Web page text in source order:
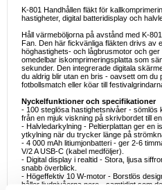
K-801 Handhållen fläkt för
hastigheter, digital batteridisplay och
Håll värmeböljorna på avstånd med K-
Fan. Den här fickvänliga fläkten drivs av
höghastighets- och lågbrusmotor och
omedelbar iskomprimeringsplatta som
sekunder. Den integrerade digitala
du aldrig blir utan en bris - oavsett om du
fotbollsmatch eller köar till
Nyckelfunktioner och specifikationer
- 100 steglösa hastighetsnivåer -
från en mjuk viskning på skrivbordet till
- Halvledarkylning - Peltierplattan ger en
ytkylning när du trycker länge på
- 4 000 mAh litiumjonbatteri - ger 2-6
V/2 A USB-C (kabel medföljer).
- Digital display i realtid - Stora, ljusa
snabb överblick.
- Högeffektiv 10 W-motor - Borstlös
håller ljudnivåerna nere - samtidigt som